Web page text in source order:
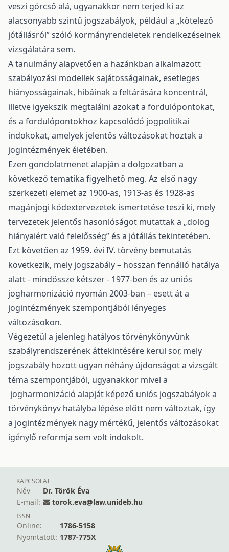
veszi górcső alá, ugyanakkor nem terjed ki az
alacsonyabb szintű jogszabályok, például a „kötelező
jótállásról” szóló kormányrendeletek rendelkezéseinek
vizsgálatára sem.
A tanulmány alapvetően a hazánkban alkalmazott
szabályozási modellek sajátosságainak, esetleges
hiányosságainak, hibáinak a feltárására koncentrál,
illetve igyekszik megtalálni azokat a fordulópontokat,
és a fordulópontokhoz kapcsolódó jogpolitikai
indokokat, amelyek jelentős változásokat hoztak a
jogintézmények életében.
Ezen gondolatmenet alapján a dolgozatban a
következő tematika figyelhető meg. Az első nagy
szerkezeti elemet az 1900-as, 1913-as és 1928-as
magánjogi kódextervezetek ismertetése teszi ki, mely
tervezetek jelentős hasonlóságot mutattak a „dolog
hiányaiért való felelősség” és a jótállás tekintetében.
Ezt követően az 1959. évi IV. törvény bemutatás
következik, mely jogszabály – hosszan fennálló hatálya
alatt - mindössze kétszer - 1977-ben és az uniós
jogharmonizáció nyomán 2003-ban – esett át a
jogintézmények szempontjából lényeges
változásokon.
Végezetül a jelenleg hatályos törvénykönyvünk
szabályrendszerének áttekintésére kerül sor, mely
jogszabály hozott ugyan néhány újdonságot a vizsgált
téma szempontjából, ugyanakkor mivel a
jogharmonizáció alapját képező uniós jogszabályok a
törvénykönyv hatályba lépése előtt nem változtak, így
a jogintézmények nagy mértékű, jelentős változásokat
igénylő reformja sem volt indokolt.
KAPCSOLAT
Név
Dr. Török Éva
E-mail:
torok.eva@law.unideb.hu
ISSN
Online:
1786-5158
Nyomtatott: 1787-775X